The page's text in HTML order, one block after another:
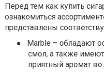
Перед тем как купить
ознакомиться
представлены
●
Marble – обладают
смол, а также
приятный аромат